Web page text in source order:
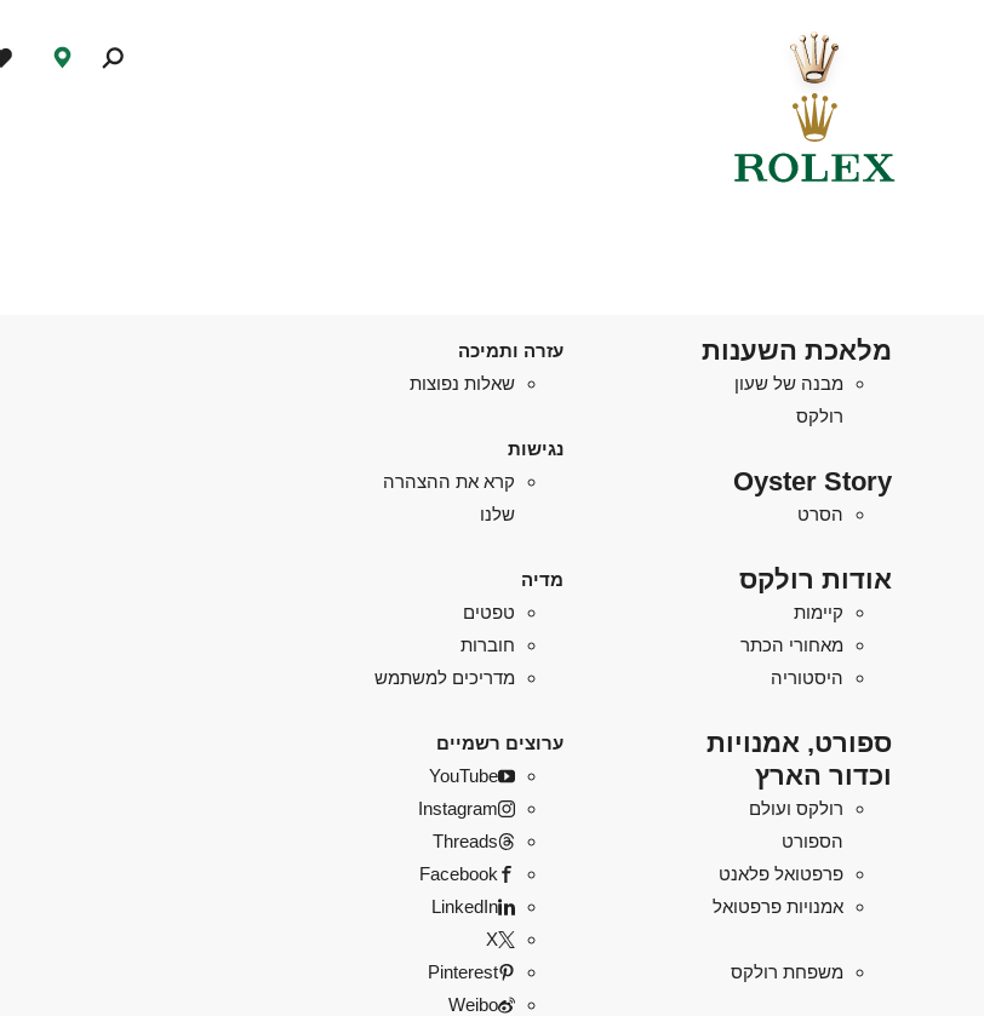
מלאכת השענות
מבנה של שעון
רולקס
Oyster Story
הסרט
אודות רולקס
קיימות
מאחורי הכתר
היסטוריה
ספורט, אמנויות
וכדור הארץ
רולקס ועולם
הספורט
פרפטואל פלאנט
אמנויות פרפטואל
משפחת רולקס
עזרה ותמיכה
שאלות נפוצות
נגישות
קרא את ההצהרה
שלנו
מדיה
טפטים
חוברות
מדריכים למשתמש
ערוצים רשמיים
YouTube
Instagram
Threads
Facebook
LinkedIn
X
Pinterest
Weibo